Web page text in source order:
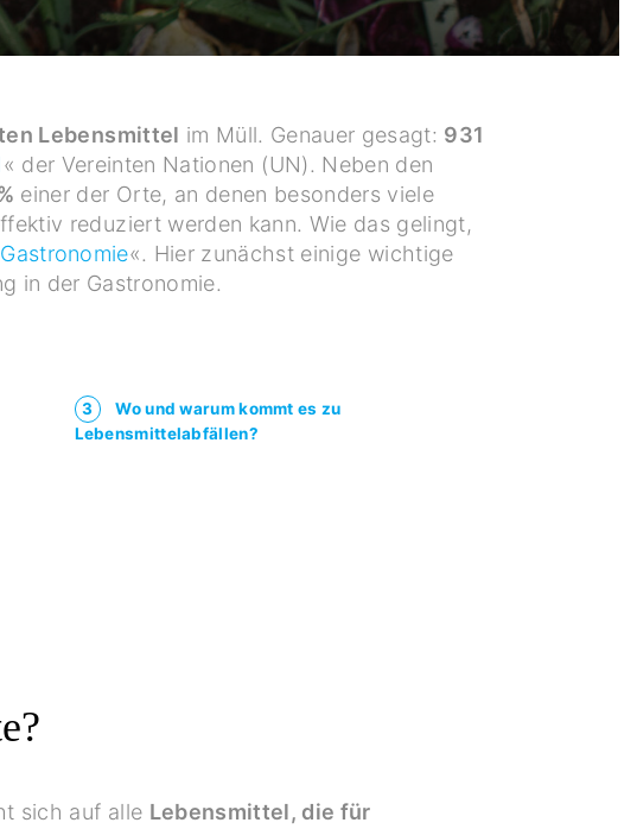
Lebensmittel im Müll. Genauer gesagt: 931
« der Vereinten Nationen (UN). Neben den
einer der Orte, an denen besonders viele
reduziert werden kann. Wie das gelingt,
«. Hier zunächst einige wichtige
in der Gastronomie.
3
Wo und warum kommt es zu
Lebensmittelabfällen?
sich auf alle Lebensmittel, die für